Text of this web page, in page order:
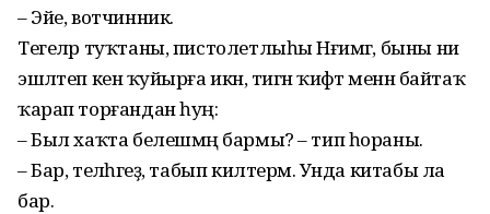
– Эйе, вотчинник.
Тегеләр туҡтаны, пистолетлыһы Нәғимгә, быны ни
эшләтеп кенә ҡуйырға икән, тигән ҡиәфәт менән байтаҡ
ҡарап торғандан һуң:
– Был хаҡта белешмәң бармы? – тип һораны.
– Бар, теләһәгеҙ, табып килтерәм. Унда китабы ла
бар.